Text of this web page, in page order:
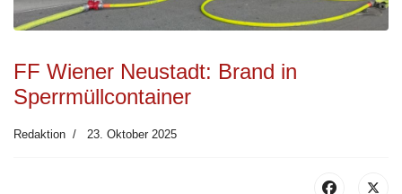
FF Wiener Neustadt: Brand in
Sperrmüllcontainer
Redaktion 23. Oktober 2025